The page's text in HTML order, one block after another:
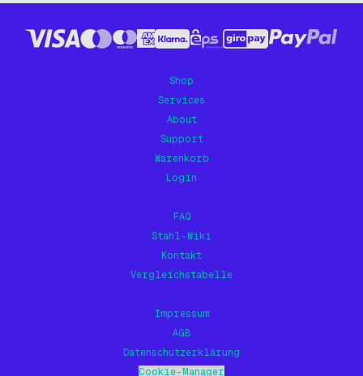
Blech Geschliffen
Shop
Services
About
Support
Warenkorb
Login
FAQ
Stahl-Wiki
Kontakt
Vergleichstabelle
Impressum
AGB
Datenschutzerklärung
Cookie-Manager